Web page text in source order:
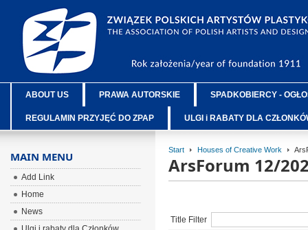
ABOUT US PRAWA AUTORSKIE SPADKOBIERCY -
REGULAMIN PRZYJĘĆ DO ZPAP ULGI i RABATY DLA
Start Houses of Creative Work
ArsForum 12/
Title Filter
MAIN MENU
Add Link
Home
News